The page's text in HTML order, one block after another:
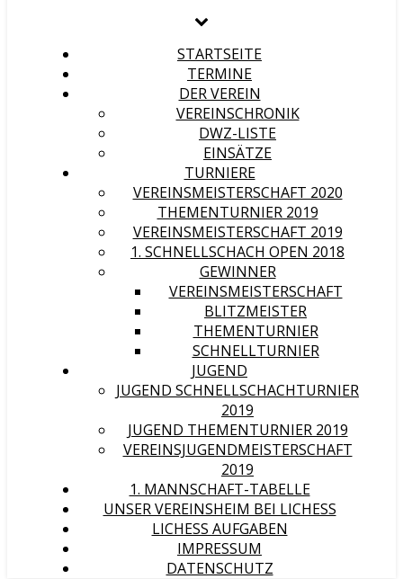
STARTSEITE
TERMINE
DER VEREIN
VEREINSCHRONIK
DWZ-LISTE
EINSÄTZE
TURNIERE
VEREINSMEISTERSCHAFT 2020
THEMENTURNIER 2019
VEREINSMEISTERSCHAFT 2019
1. SCHNELLSCHACH OPEN 2018
GEWINNER
VEREINSMEISTERSCHAFT
BLITZMEISTER
THEMENTURNIER
SCHNELLTURNIER
JUGEND
JUGEND SCHNELLSCHACHTURNIER
2019
JUGEND THEMENTURNIER 2019
VEREINSJUGENDMEISTERSCHAFT
2019
1. MANNSCHAFT-TABELLE
UNSER VEREINSHEIM BEI LICHESS
LICHESS AUFGABEN
IMPRESSUM
DATENSCHUTZ